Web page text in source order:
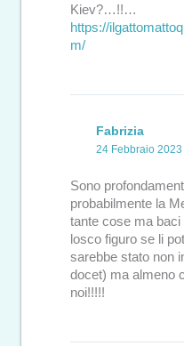
Kiev?…!!…
https://
m/
Fabrizia
24 Febbraio
Sono
probabilmente la
tante cose ma
losco figuro se li
sarebbe stato non
docet) ma almeno
noi!!!!!